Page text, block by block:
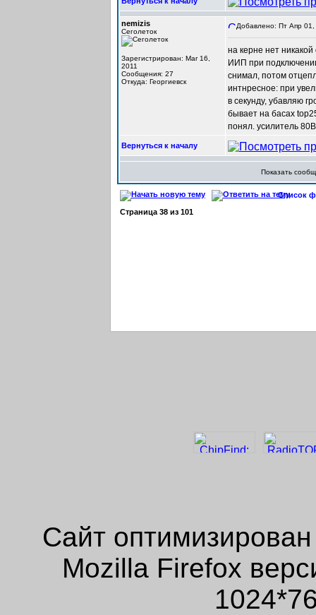
nemizis
Сеголеток
Зарегистрирован: Mar 16,
2011
Сообщения: 27
Откуда: Георгиевск
Добавлено: Пт Апр
на керне нет никакой
ИИП при
снимал, потом
интнресное: при
в секунду, убавляю
бывает на басах
понял. усилитель
Вернуться к началу
Показать
Список
Страница 38 из 101
Сайт
Mozilla Firefox